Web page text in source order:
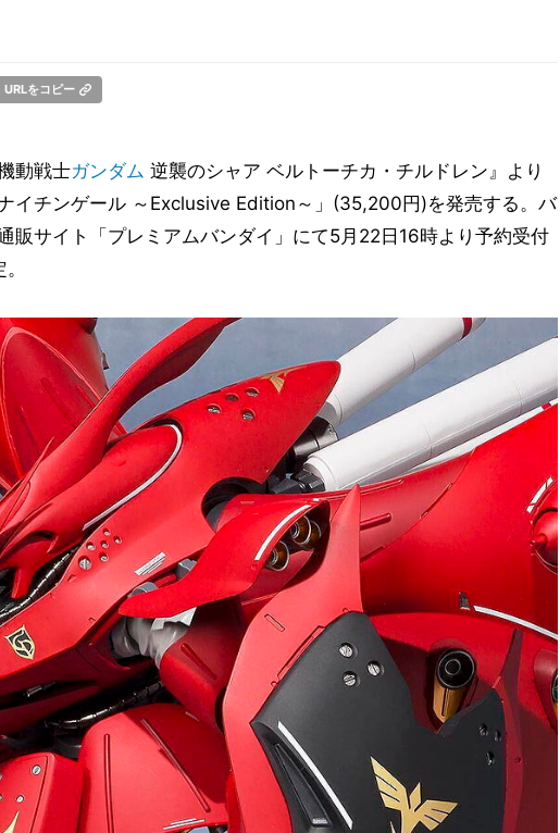
URLをコピー
動戦士ガンダム 逆襲のシャア ベルトーチカ・チルドレン』より
ナイチンゲール ～Exclusive Edition～」(35,200円)を発売する。バ
販サイト「プレミアムバンダイ」にて5月22日16時より予約受付